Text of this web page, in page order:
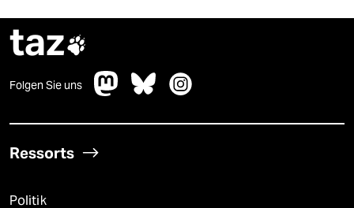
taz
Folgen Sie uns
Ressorts
Politik